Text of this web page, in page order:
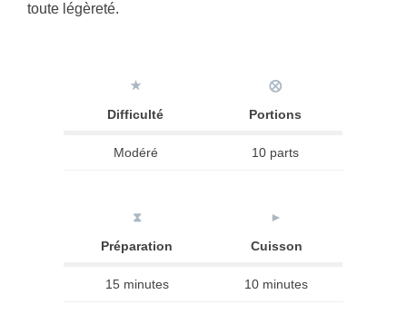
toute légèreté.
★
Difficulté
⨂
Portions
Modéré 10 parts
⧗
Préparation
►
Cuisson
15 minutes 10 minutes